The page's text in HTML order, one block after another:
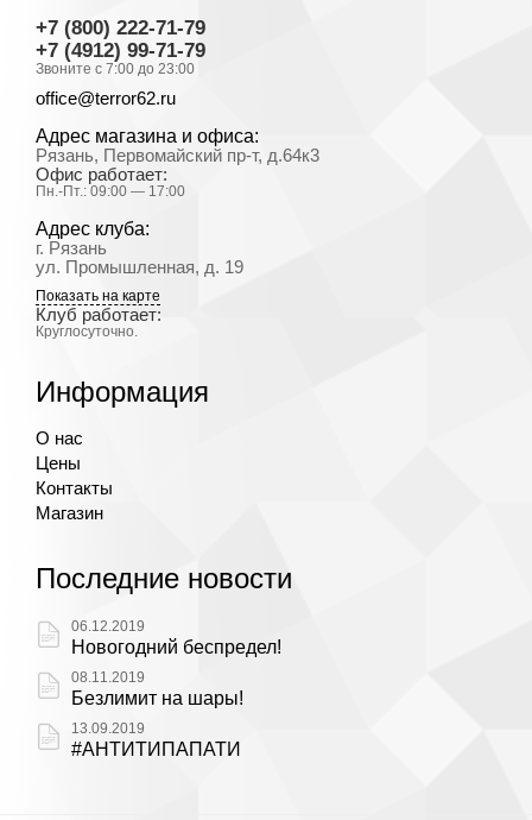
+7 (800) 222-71-79
+7 (4912) 99-71-79
Звоните с 7:00 до 23:00
office@terror62.ru
Адрес магазина и офиса:
Рязань, Первомайский пр-т, д.64к3
Офис работает:
Пн.-Пт.: 09:00 — 17:00
Адрес клуба:
г. Рязань
ул. Промышленная, д. 19
Показать на карте
Клуб работает:
Круглосуточно.
Информация
О нас
Цены
Контакты
Магазин
Последние новости
06.12.2019
Новогодний беспредел!
08.11.2019
Безлимит на шары!
13.09.2019
#АНТИТИПАПАТИ